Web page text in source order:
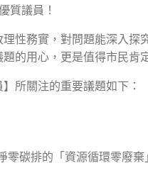
評為優質議員！
理性務實，對問題能深入探
議題的用心，更是值
所關注的重要議題如下：
零碳排的「資源循環零廢